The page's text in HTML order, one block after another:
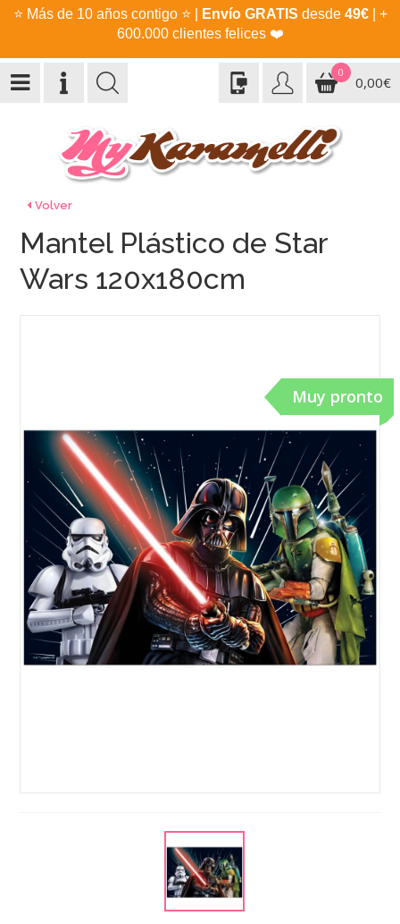
⭐ Más de 10 años contigo ⭐ Envío GRATIS desde 49€| +
600.000 clientes felices ❤️
0
0,00€
Volver
Muy pronto
Mantel Plástico de Star
Wars 120x180cm